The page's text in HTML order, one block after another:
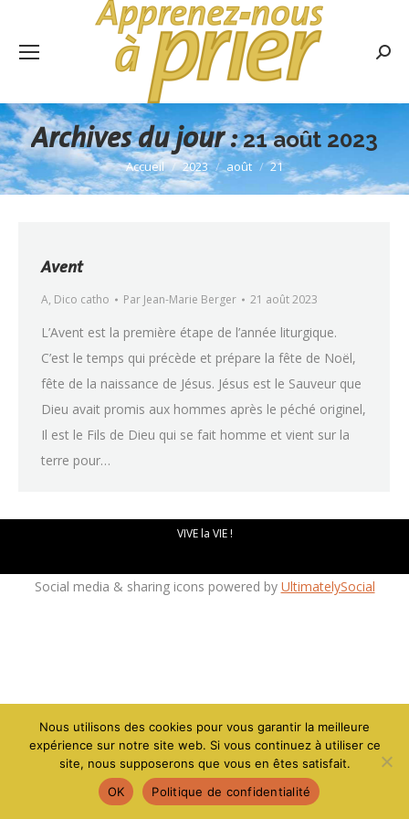
Archives du jour :21 août 2023
Vous êtes ici :
Accueil 2023 août 21
Avent
A, Dico catho Par Jean-Marie Berger 21 août 2023
L’Avent est la première étape de l’année liturgique.
C’est le temps qui précède et prépare la fête de Noël,
fête de la naissance de Jésus. Jésus est le Sauveur que
Dieu avait promis aux hommes après le péché originel,
Il est le Fils de Dieu qui se fait homme et vient sur la
terre pour…
VIVE la VIE !
Social media & sharing icons powered by UltimatelySocial
Nous utilisons des cookies pour vous garantir la meilleure
expérience sur notre site web. Si vous continuez à utiliser ce
site, nous supposerons que vous en êtes satisfait.
OK
Politique de confidentialité